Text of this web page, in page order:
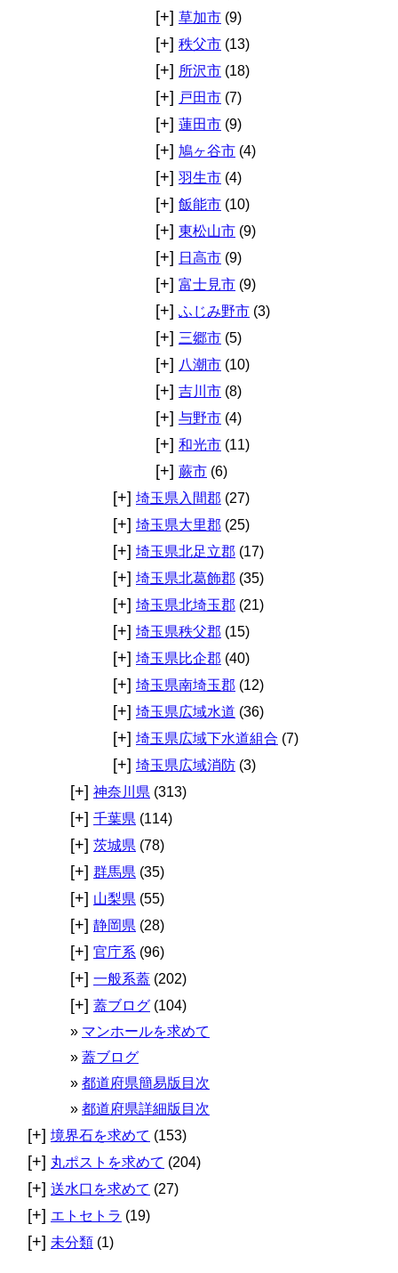
[+] 草加市 (9)
[+] 秩父市 (13)
[+] 所沢市 (18)
[+] 戸田市 (7)
[+] 蓮田市 (9)
[+] 鳩ヶ谷市 (4)
[+] 羽生市 (4)
[+] 飯能市 (10)
[+] 東松山市 (9)
[+] 日高市 (9)
[+] 富士見市 (9)
[+] ふじみ野市 (3)
[+] 三郷市 (5)
[+] 八潮市 (10)
[+] 吉川市 (8)
[+] 与野市 (4)
[+] 和光市 (11)
[+] 蕨市 (6)
[+] 埼玉県入間郡 (27)
[+] 埼玉県大里郡 (25)
[+] 埼玉県北足立郡 (17)
[+] 埼玉県北葛飾郡 (35)
[+] 埼玉県北埼玉郡 (21)
[+] 埼玉県秩父郡 (15)
[+] 埼玉県比企郡 (40)
[+] 埼玉県南埼玉郡 (12)
[+] 埼玉県広域水道 (36)
[+] 埼玉県広域下水道組合 (7)
[+] 埼玉県広域消防 (3)
[+] 神奈川県 (313)
[+] 千葉県 (114)
[+] 茨城県 (78)
[+] 群馬県 (35)
[+] 山梨県 (55)
[+] 静岡県 (28)
[+] 官庁系 (96)
[+] 一般系蓋 (202)
[+] 蓋ブログ (104)
マンホールを求めて
蓋ブログ
都道府県簡易版目次
都道府県詳細版目次
[+] 境界石を求めて (153)
[+] 丸ポストを求めて (204)
[+] 送水口を求めて (27)
[+] エトセトラ (19)
[+] 未分類 (1)